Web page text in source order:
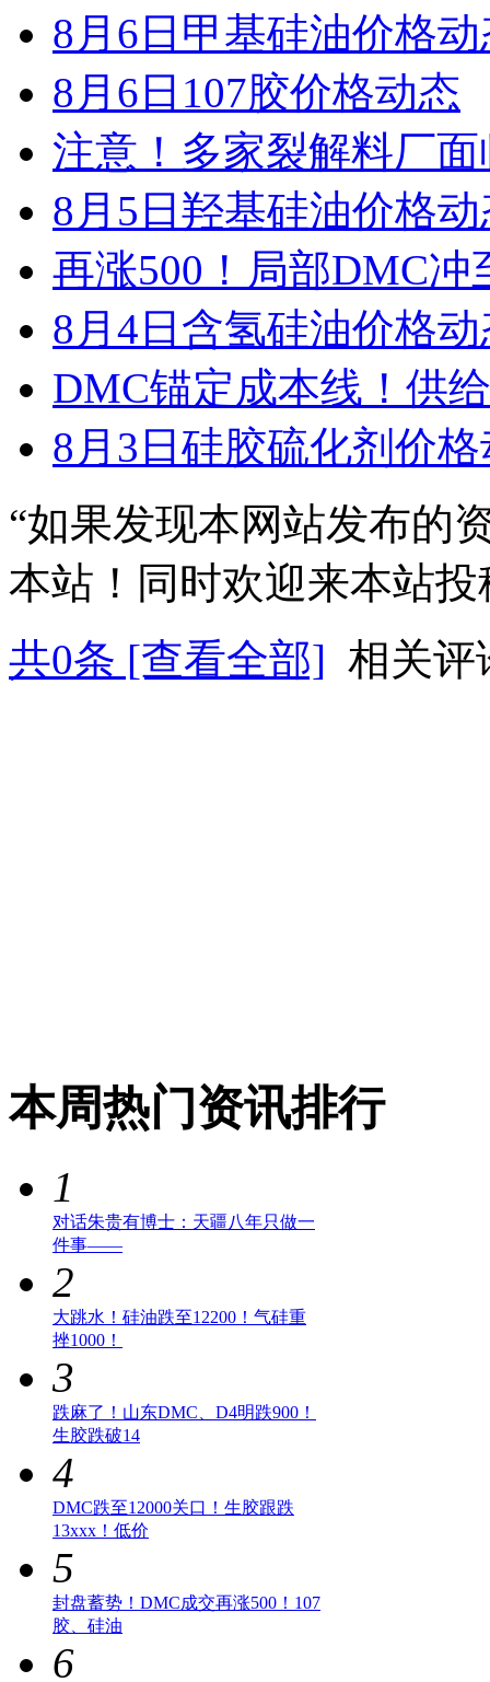
8月6日甲基硅油价格动
8月6日107胶价格动态
注意！多家裂解料厂
8月5日羟基硅油价格动
再涨500！局部DMC冲
8月4日含氢硅油价格动
DMC锚定成本线！供
8月3日硅胶硫化剂价
“如果发现本网站发布的
本站！同时欢迎来本站投
共0条 [查看全部] 相关评
本周热门资讯排行
1
对话朱贵有博士：天疆八年只做一
件事——
2
大跳水！硅油跌至12200！气硅重
挫1000！
3
跌麻了！山东DMC、D4明跌900！
生胶跌破14
4
DMC跌至12000关口！生胶跟跌
13xxx！低价
5
封盘蓄势！DMC成交再涨500！107
胶、硅油
6